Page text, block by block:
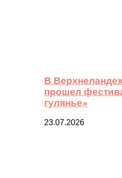
В
прошел
гулянье»
23.07.2026